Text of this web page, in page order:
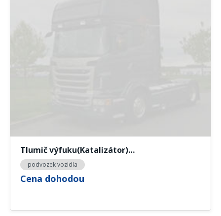
Tlumič výfuku(Katalizátor)…
podvozek vozidla
Cena dohodou